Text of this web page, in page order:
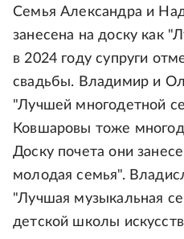
Семья Александра и
занесена на доску как
в 2024 году супруги
свадьбы. Владимир и
"Лучшей многодетной
Ковшаровы тоже
Доску почета они
молодая семья".
"Лучшая музыкальная
детской школы